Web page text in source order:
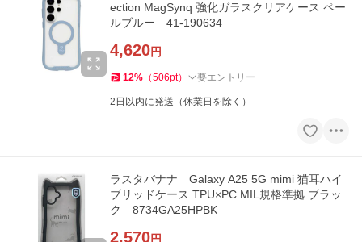
ection MagSynq 強化ガラスクリアケース ペー
ルブルー 41-190634
4,620円
12% （506pt） 要エントリー
2日以内に発送（休業日を除く）
ラスタバナナ Galaxy A25 5G mimi 猫耳ハイ
ブリッドケース TPU×PC MIL規格準拠 ブラッ
ク 8734GA25HPBK
2,570円